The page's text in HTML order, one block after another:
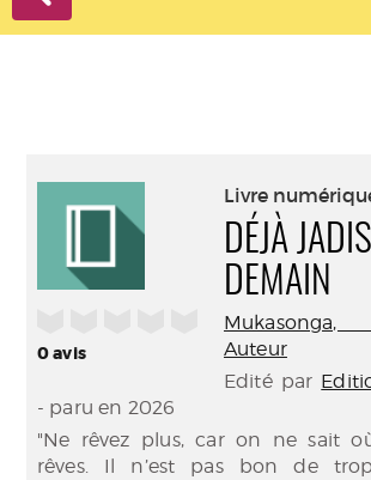
0avis
Livre
DÉJÀ
DEMAIN
Mukasonga,
Auteur
Edité par
- paru en 2026
"Ne rêvez plus, car on ne sait
rêves. Il n’est pas bon de